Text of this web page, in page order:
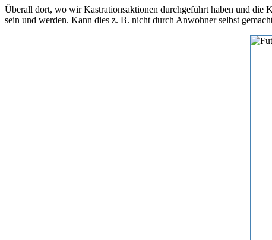
Überall dort, wo wir Kastrationsaktionen durchgeführt haben und die
sein und werden. Kann dies z. B. nicht durch Anwohner selbst